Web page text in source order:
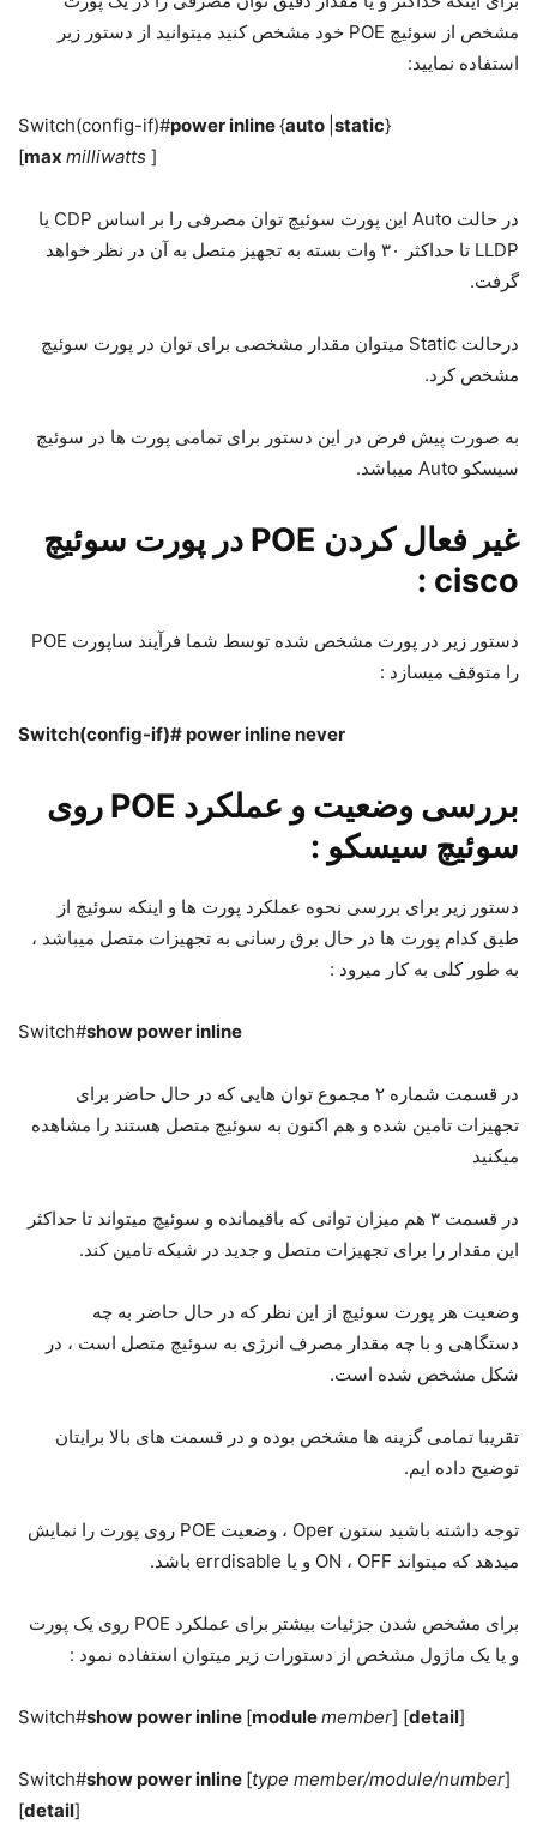
مشخص از سوئیچ POE خود مشخص کنید میتوانید از دستور زیر
استفاده نمایید:
Switch(config-if)#power inline{auto static}
[max milliwatts ]
در حالت Auto این پورت سوئیچ توان مصرفی را بر اساس CDP یا
LLDP تا حداکثر ۳۰ وات بسته به تجهیز متصل به آن در نظر خواهد
گرفت.
درحالت Static میتوان مقدار مشخصی برای توان در پورت سوئیچ
مشخص کرد.
به صورت پیش فرض در این دستور برای تمامی پورت ها در سوئیچ
سیسکو Auto میباشد.
غیر فعال کردن POE در پورت سوئیچ
cisco :
دستور زیر در پورت مشخص شده توسط شما فرآیند ساپورت POE
را متوقف میسازد :
Switch(config-if)# power inline never
بررسی وضعیت و عملکرد POE روی
سوئیچ سیسکو :
دستور زیر برای بررسی نحوه عملکرد پورت ها و اینکه سوئیچ از
طیق کدام پورت ها در حال برق رسانی به تجهیزات متصل میباشد ،
به طور کلی به کار میرود :
Switch#show power inline
در قسمت شماره ۲ مجموع توان هایی که در حال حاضر برای
تجهیزات تامین شده و هم اکنون به سوئیچ متصل هستند را مشاهده
میکنید
در قسمت ۳ هم میزان توانی که باقیمانده و سوئیچ میتواند تا حداکثر
این مقدار را برای تجهیزات متصل و جدید در شبکه تامین کند.
وضعیت هر پورت سوئیچ از این نظر که در حال حاضر به چه
دستگاهی و با چه مقدار مصرف انرژی به سوئیچ متصل است ، در
شکل مشخص شده است.
تقریبا تمامی گزینه ها مشخص بوده و در قسمت های بالا برایتان
توضیح داده ایم.
توجه داشته باشید ستون Oper ، وضعیت POE روی پورت را نمایش
میدهد که میتواند ON ، OFF و یا errdisable باشد.
برای مشخص شدن جزئیات بیشتر برای عملکرد POE روی یک پورت
و یا یک ماژول مشخص از دستورات زیر میتوان استفاده نمود :
Switch#show power inline [modulemember] [detail]
Switch#show power inline [type member/module/number]
[detail]